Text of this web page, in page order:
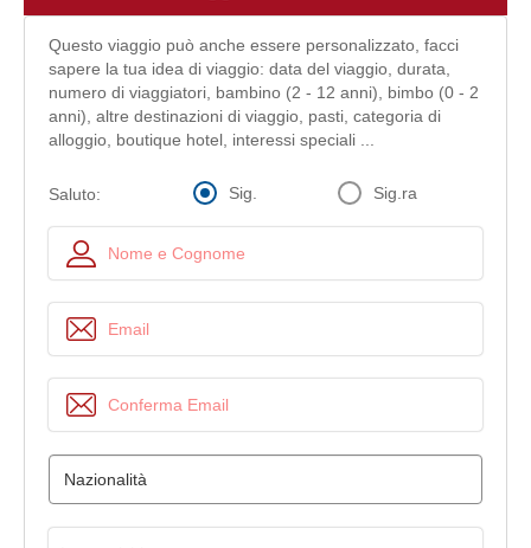
Questo viaggio può anche essere personalizzato, facci
sapere la tua idea di viaggio: data del viaggio, durata,
numero di viaggiatori, bambino (2 - 12 anni), bimbo (0 - 2
anni), altre destinazioni di viaggio, pasti, categoria di
alloggio, boutique hotel, interessi speciali ...
Saluto: Sig. Sig.ra